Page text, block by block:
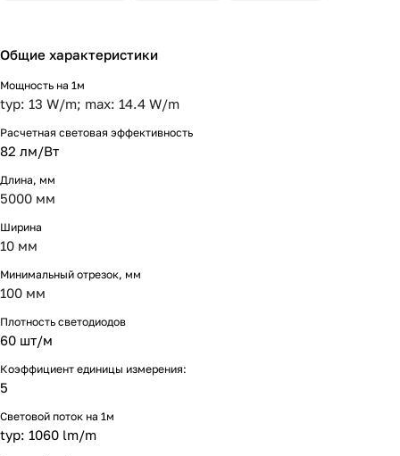
Общие характеристики
Мощность на 1м
typ: 13 W/m; max: 14.4 W/m
Расчетная световая эффективность
82 лм/Вт
Длина, мм
5000 мм
Ширина
10 мм
Минимальный отрезок, мм
100 мм
Плотность светодиодов
60 шт/м
Коэффициент единицы измерения:
5
Световой поток на 1м
typ: 1060 lm/m